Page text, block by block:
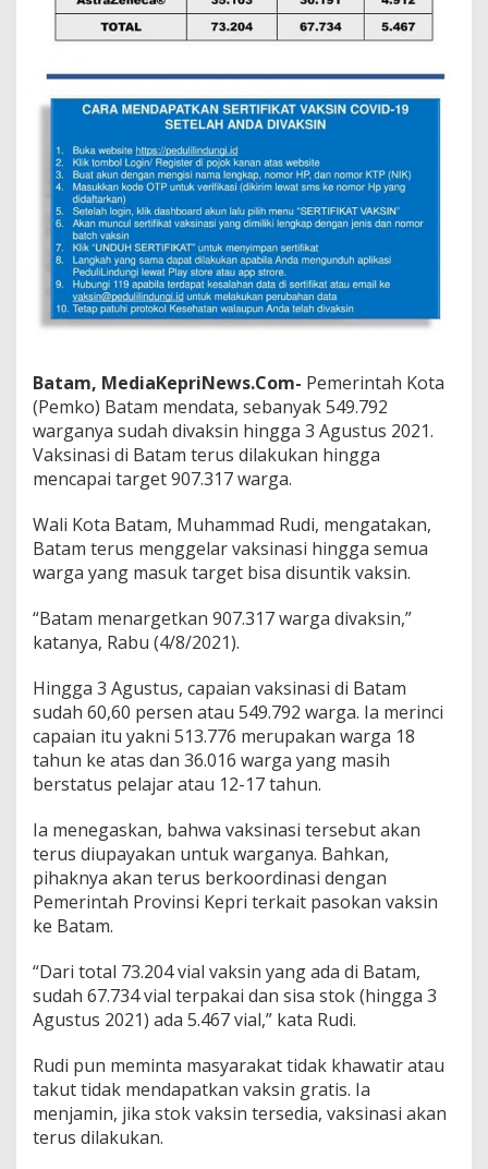
a
i
a
k
s
i
n
Batam, MediaKepriNews.Com- Pemerintah Kota
(Pemko) Batam mendata, sebanyak 549.792
warganya sudah divaksin hingga 3 Agustus 2021.
Vaksinasi di Batam terus dilakukan hingga
mencapai target 907.317 warga.
Wali Kota Batam, Muhammad Rudi, mengatakan,
Batam terus menggelar vaksinasi hingga semua
warga yang masuk target bisa disuntik vaksin.
“Batam menargetkan 907.317 warga divaksin,”
katanya, Rabu (4/8/2021).
Hingga 3 Agustus, capaian vaksinasi di Batam
sudah 60,60 persen atau 549.792 warga. Ia merinci
capaian itu yakni 513.776 merupakan warga 18
tahun ke atas dan 36.016 warga yang masih
berstatus pelajar atau 12-17 tahun.
Ia menegaskan, bahwa vaksinasi tersebut akan
terus diupayakan untuk warganya. Bahkan,
pihaknya akan terus berkoordinasi dengan
Pemerintah Provinsi Kepri terkait pasokan vaksin
ke Batam.
“Dari total 73.204 vial vaksin yang ada di Batam,
sudah 67.734 vial terpakai dan sisa stok (hingga 3
Agustus 2021) ada 5.467 vial,” kata Rudi.
Rudi pun meminta masyarakat tidak khawatir atau
takut tidak mendapatkan vaksin gratis. Ia
menjamin, jika stok vaksin tersedia, vaksinasi akan
terus dilakukan.